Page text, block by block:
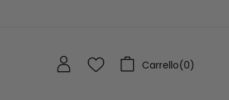
Carrello(0)